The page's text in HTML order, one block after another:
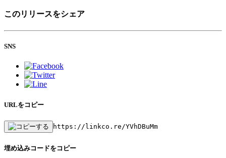
このリリースをシェア
SNS
URLをコピー
https://linkco.re/YVhDBuMm
埋め込みコードをコピー